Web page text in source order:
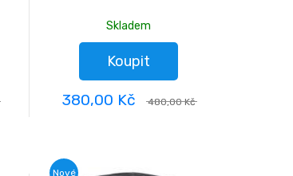
Skladem
Koupit
380,00 Kč 480,00 Kč
Nové